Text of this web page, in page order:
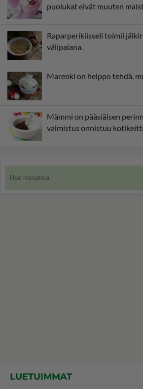
puolukat eivät muuten
Raparperikiisseli toimii
välipalana.
Marenki on helppo tehdä,
Mämmi on pääsiäisen
valmistus onnistuu
LUETUIMMAT